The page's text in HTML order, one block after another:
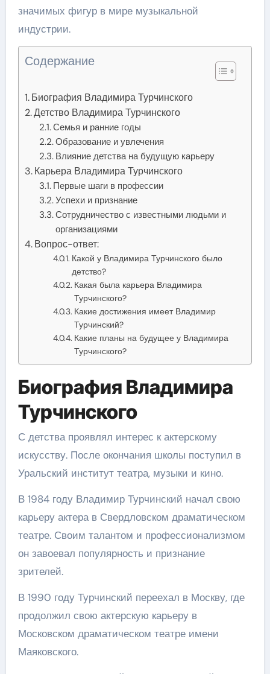
значимых фигур в мире музыкальной
индустрии.
Содержание
Биография Владимира Турчинского
Детство Владимира Турчинского
Семья и ранние годы
Образование и увлечения
Влияние детства на будущую карьеру
Карьера Владимира Турчинского
Первые шаги в профессии
Успехи и признание
Сотрудничество с известными людьми и
организациями
Вопрос-ответ:
Какой у Владимира Турчинского было
детство?
Какая была карьера Владимира
Турчинского?
Какие достижения имеет Владимир
Турчинский?
Какие планы на будущее у Владимира
Турчинского?
Биография Владимира
Турчинского
С детства проявлял интерес к актерскому
искусству. После окончания школы поступил в
Уральский институт театра, музыки и кино.
В 1984 году Владимир Турчинский начал свою
карьеру актера в Свердловском драматическом
театре. Своим талантом и профессионализмом
он завоевал популярность и признание
зрителей.
В 1990 году Турчинский переехал в Москву, где
продолжил свою актерскую карьеру в
Московском драматическом театре имени
Маяковского.